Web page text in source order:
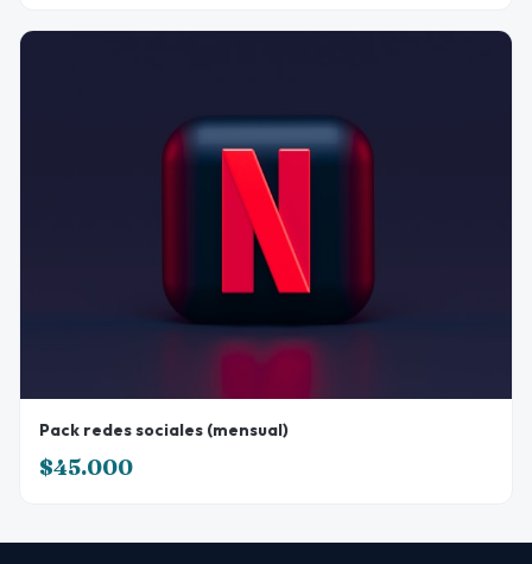
Pack redes sociales (mensual)
$45.000